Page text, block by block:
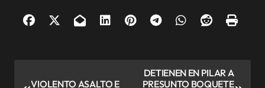
VIOLENTO ASALTO E
DETIENEN EN PILAR A
PRESUNTO BOQUETE